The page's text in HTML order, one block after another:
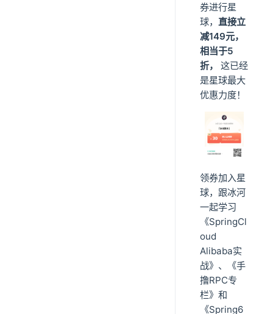
券进行星
球， 直接立
减149元，
相当于5
折，
这已经
是星球最大
优惠力度！
领券加入星
球，跟冰河
一起学习
《SpringCl
oud
Alibaba实
战》、《手
撸RPC专
栏》和
《Spring6